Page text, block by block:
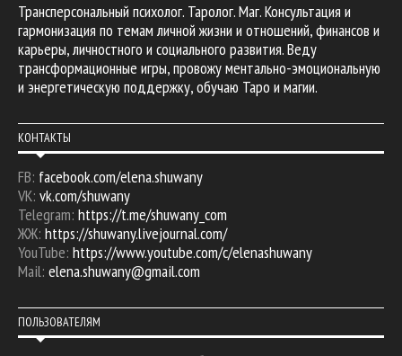
Трансперсональный психолог. Таролог. Маг. Консультация и
гармонизация по темам личной жизни и отношений, финансов и
карьеры, личностного и социального развития. Веду
трансформационные игры, провожу ментально-эмоциональную
и энергетическую поддержку, обучаю Таро и магии.
КОНТАКТЫ
FB: facebook.com/elena.shuwany
VK: vk.com/shuwany
Telegram: https://t.me/shuwany_com
ЖЖ: https://shuwany.livejournal.com/
YouTube: https://www.youtube.com/c/elenashuwany
Mail: elena.shuwany@gmail.com
ПОЛЬЗОВАТЕЛЯМ